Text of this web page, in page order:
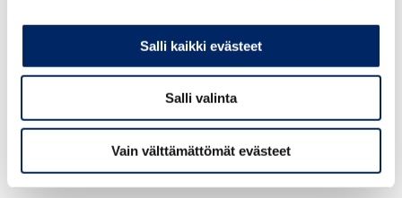
Salli kaikki evästeet
Salli valinta
Vain välttämättömät evästeet
Valtion velkataakka ja kuntien entistä tiukempi
vuosikymmenestä toiseen vatvotut rakenteelliset
uudistukset on lopultakin vietävä läpi. Myös tapamme
tehdä työtä, käyttää palveluja ja liikkua
muuttuu Romakkaniemen mukaan pysyvästi.